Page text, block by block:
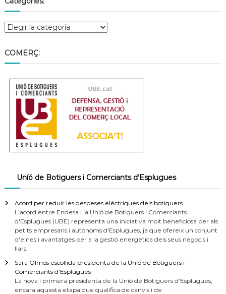
COMERÇ:
Uníó de Botiguers i Comerciants d’Esplugues
Acord per reduir les despeses elèctriques dels botiguers
L'acord entre Endesa i la Unió de Botiguers i Comerciants
d'Esplugues (UBE) representa una iniciativa molt beneficiosa per als
petits empresaris i autònoms d'Esplugues, ja que ofereix un conjunt
d'eines i avantatges per a la gestió energètica dels seus negocis i
llars.
Sara Olmos escollida presidenta de la Unió de Botiguers i
Comerciants d’Esplugues
La nova i primera presidenta de la Unió de Botiguers d'Esplugues,
encara aquesta etapa que qualifica de canvis i de